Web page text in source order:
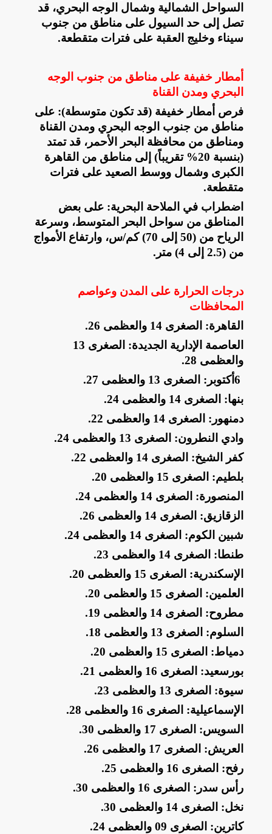
السواحل الشمالية وشمال الوجه البحري، قد
تصل إلى حد السيول على مناطق من جنوب
سيناء وخليج العقبة على فترات متقطعة.
أمطار خفيفة على مناطق من جنوب الوجه
البحري ومدن القناة
فرص أمطار خفيفة (قد تكون متوسطة): على
مناطق من جنوب الوجه البحري ومدن القناة
ومناطق من محافظة البحر الأحمر، قد تمتد
(بنسبة 20% تقريباً) إلى مناطق من القاهرة
الكبرى وشمال ووسط الصعيد على فترات
متقطعة.
​اضطراب في الملاحة البحرية: على بعض
المناطق من سواحل البحر المتوسط، وسرعة
الرياح من (50 إلى 70) كم/س، وارتفاع الأمواج
من (2.5 إلى 4) متر
.
درجات الحرارة على المدن وعواصم
المحافظات
​القاهرة: الصغرى 14 والعظمى 26
.
​العاصمة الإدارية الجديدة: الصغرى 13
والعظمى 28
.
​6أكتوبر: الصغرى 13 والعظمى 27
.
​بنها: الصغرى 14 والعظمى 24
.
​دمنهور: الصغرى 14 والعظمى 22
.
​وادي النطرون: الصغرى 13 والعظمى 24
.
​كفر الشيخ: الصغرى 14 والعظمى 22
.
​بلطيم: الصغرى 15 والعظمى 20
.
​المنصورة: الصغرى 14 والعظمى 24
.
​الزقازيق: الصغرى 14 والعظمى 26
.
​شبين الكوم: الصغرى 14 والعظمى 24
.
​طنطا: الصغرى 14 والعظمى 23
.
​الإسكندرية: الصغرى 15 والعظمى 20
.
​العلمين: الصغرى 15 والعظمى 20
.
​مطروح: الصغرى 14 والعظمى 19
.
​السلوم: الصغرى 13 والعظمى 18
.
​دمياط: الصغرى 15 والعظمى 20
.
​بورسعيد: الصغرى 16 والعظمى 21
.
​سيوة: الصغرى 13 والعظمى 23
.
​الإسماعيلية: الصغرى 16 والعظمى 28
.
​السويس: الصغرى 17 والعظمى 30
.
​العريش: الصغرى 17 والعظمى 26
.
​رفح: الصغرى 16 والعظمى 25
.
​رأس سدر: الصغرى 16 والعظمى 30
.
​نخل: الصغرى 14 والعظمى 30
.
​كاترين: الصغرى 09 والعظمى 24
.